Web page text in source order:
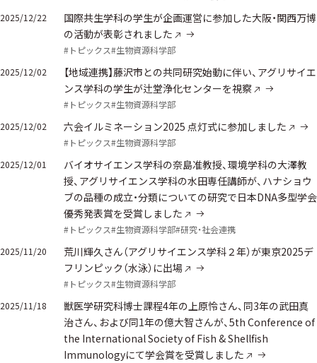
2025/12/22
国際共生学科の学生が企画運営に参加した大阪・関西万博
の活動が表彰されました
#トピックス#生物資源科学部
2025/12/02
【地域連携】藤沢市との共同研究始動に伴い、アグリサイエ
ンス学科の学生が辻堂浄化センターを視察
#トピックス#生物資源科学部
2025/12/02
六会イルミネーション2025 点灯式に参加しました
#トピックス#生物資源科学部
2025/12/01
バイオサイエンス学科の奈島准教授、環境学科の大澤教
授、アグリサイエンス学科の水田専任講師が、ハナショウ
ブの品種の成立・分類についての研究で日本DNA多型学会
優秀発表賞を受賞しました
#トピックス#生物資源科学部#研究・社会連携
2025/11/20
荒川輝久さん（アグリサイエンス学科２年）が東京2025デ
フリンピック（水泳）に出場
#トピックス#生物資源科学部
2025/11/18
獣医学研究科博士課程4年の上原怜さん、同3年の武田真
治さん、および同1年の億大智さんが、5th Conference of
the International Society of Fish & Shellfish
Immunologyにて学会賞を受賞しました